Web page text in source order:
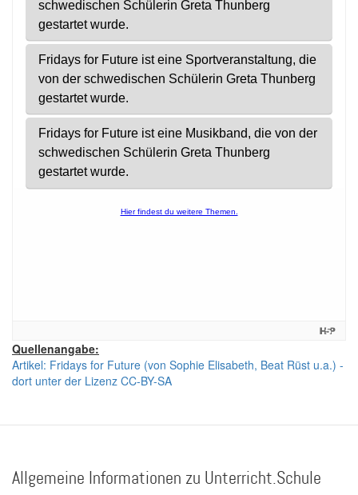
Quellenangabe:
Artikel: Fridays for Future (von Sophie Elisabeth, Beat Rüst u.a.) -
dort unter der Lizenz CC-BY-SA
Allgemeine Informationen zu Unterricht.Schule